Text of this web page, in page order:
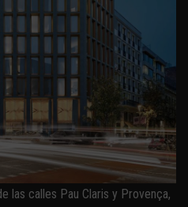
las calles Pau Claris y Provença,